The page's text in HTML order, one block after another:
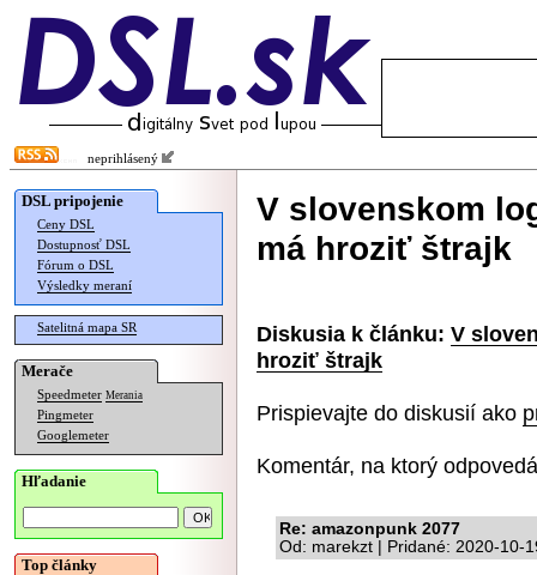
neprihlásený
DSL pripojenie
Ceny DSL
Dostupnosť DSL
Fórum o DSL
Výsledky meraní
Satelitná mapa SR
Merače
Speedmeter Merania
Pingmeter
Googlemeter
Hľadanie
Top články
V slovenskom
má hroziť štrajk
Diskusia k článku: V
hroziť štrajk
Prispievajte do diskusií ako
Komentár, na ktorý
Re: amazonpunk 2077
Od: marekzt | Pridané: 2020-10-